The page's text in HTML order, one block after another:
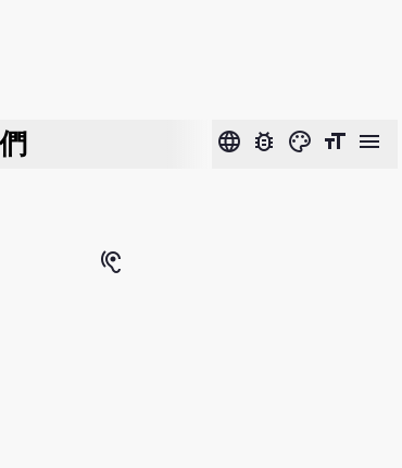
language bug_report color_lens format_size menu
hearing